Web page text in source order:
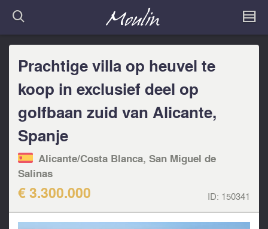
Prachtige villa op heuvel te
koop in exclusief deel op
golfbaan zuid van Alicante,
Spanje
Alicante/Costa Blanca, San Miguel de
Salinas
€ 3.300.000 ID: 150341